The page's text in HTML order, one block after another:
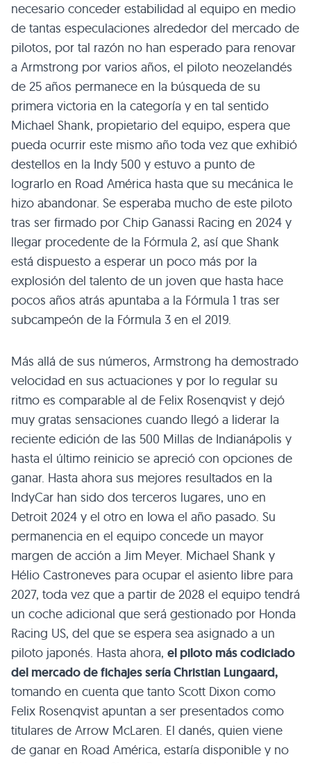
necesario conceder estabilidad al equipo en medio
de tantas especulaciones alrededor del mercado de
pilotos, por tal razón no han esperado para renovar
a Armstrong por varios años, el piloto neozelandés
de 25 años permanece en la búsqueda de su
primera victoria en la categoría y en tal sentido
Michael Shank, propietario del equipo, espera que
pueda ocurrir este mismo año toda vez que exhibió
destellos en la Indy 500 y estuvo a punto de
lograrlo en Road América hasta que su mecánica le
hizo abandonar. Se esperaba mucho de este piloto
tras ser firmado por Chip Ganassi Racing en 2024 y
llegar procedente de la Fórmula 2, así que Shank
está dispuesto a esperar un poco más por la
explosión del talento de un joven que hasta hace
pocos años atrás apuntaba a la Fórmula 1 tras ser
subcampeón de la Fórmula 3 en el 2019.
Más allá de sus números, Armstrong ha demostrado
velocidad en sus actuaciones y por lo regular su
ritmo es comparable al de Felix Rosenqvist y dejó
muy gratas sensaciones cuando llegó a liderar la
reciente edición de las 500 Millas de Indianápolis y
hasta el último reinicio se apreció con opciones de
ganar. Hasta ahora sus mejores resultados en la
IndyCar han sido dos terceros lugares, uno en
Detroit 2024 y el otro en Iowa el año pasado. Su
permanencia en el equipo concede un mayor
margen de acción a Jim Meyer. Michael Shank y
Hélio Castroneves para ocupar el asiento libre para
2027, toda vez que a partir de 2028 el equipo tendrá
un coche adicional que será gestionado por Honda
Racing US, del que se espera sea asignado a un
piloto japonés. Hasta ahora, el piloto más codiciado
del mercado de fichajes sería Christian Lungaard,
tomando en cuenta que tanto Scott Dixon como
Felix Rosenqvist apuntan a ser presentados como
titulares de Arrow McLaren. El danés, quien viene
de ganar en Road América, estaría disponible y no